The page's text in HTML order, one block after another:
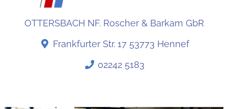
OTTERSBACH NF. Roscher & Barkam GbR
Frankfurter Str. 17 53773 Hennef
02242 5183